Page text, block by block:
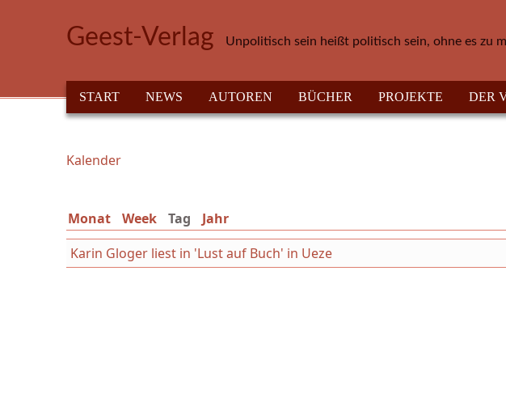
Geest-Verlag Unpolitisch sein heißt politisch sein, ohne es zu
HAUPTMENÜ
START NEWS AUTOREN BÜCHER PROJEKTE DER
Sie sind hier
Kalender
Monat Week Tag (aktiver Reiter)
Jahr
Karin Gloger liest in 'Lust auf Buch' in Ueze